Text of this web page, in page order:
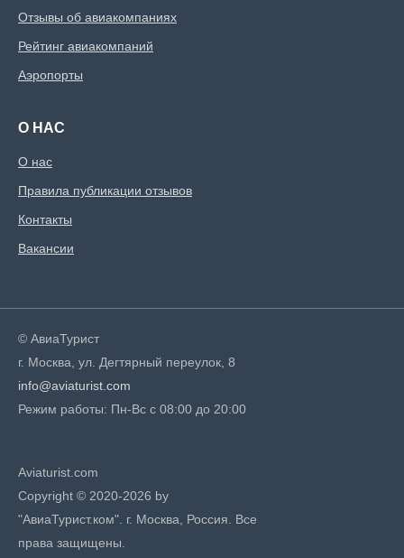
Отзывы об авиакомпаниях
Рейтинг авиакомпаний
Аэропорты
О НАС
О нас
Правила публикации отзывов
Контакты
Вакансии
© АвиаТурист
г. Москва, ул. Дегтярный переулок, 8
info@aviaturist.com
Режим работы: Пн-Вс с 08:00 до 20:00
Aviaturist.com
Copyright © 2020-2026 by
"АвиаТурист.ком". г. Москва, Россия. Все
права защищены.